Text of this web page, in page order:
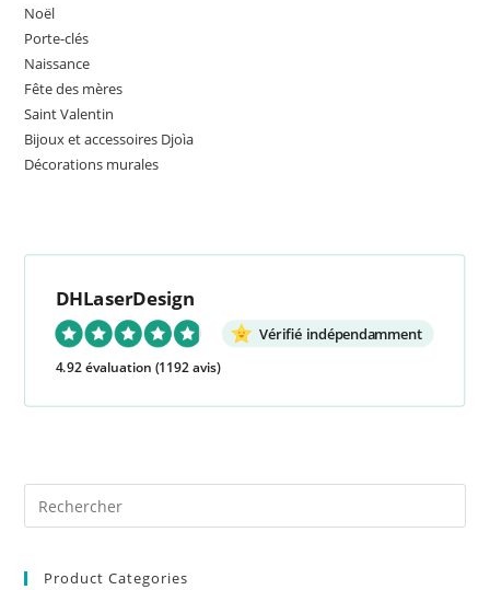
Noël
Porte-clés
Naissance
Fête des mères
Saint Valentin
Bijoux et accessoires Djoìa
Décorations murales
DHLaserDesign
Vérifié indépendamment
4.92 évaluation (1192 avis)
Product Categories